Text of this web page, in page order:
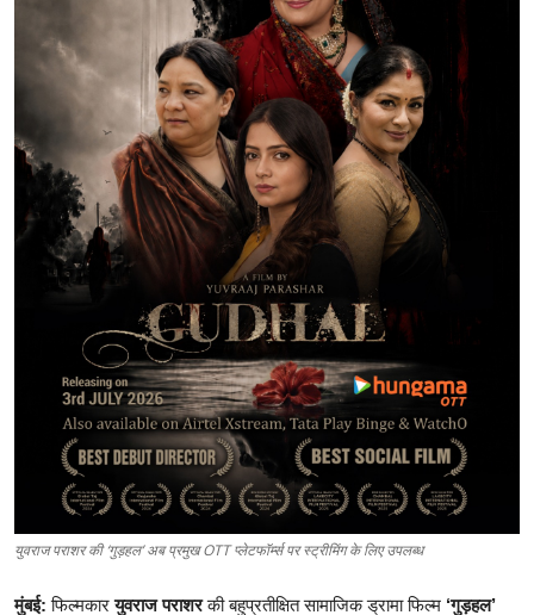
लाइफस्टाइल
विशेष
युवराज पराशर की ‘गुड़हल’ अब प्रमुख OTT प्लेटफॉर्म्स पर स्ट्रीमिंग के लिए उपलब्ध
मुंबई: फिल्मकार युवराज पराशर की बहुप्रतीक्षित सामाजिक ड्रामा फिल्म ‘गुड़हल’